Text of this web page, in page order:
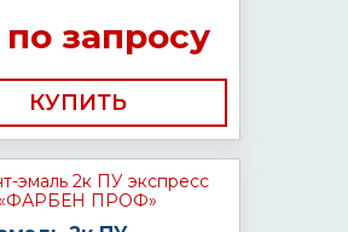
запросу
КУПИТЬ